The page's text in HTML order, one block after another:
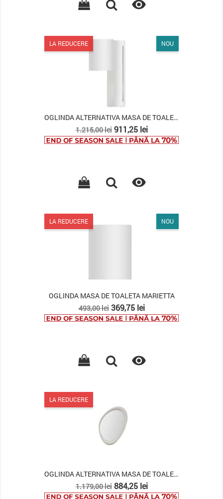

LA REDUCERE NOU
OGLINDA ALTERNATIVA MASA DE TOALETA MARIETTA
Pret
de
1.215,00 lei Pret
911,25 lei

LA REDUCERE NOU
OGLINDA MASA DE TOALETA MARIETTA
Pret
de
493,00 lei Pret
369,75 lei

LA REDUCERE
OGLINDA ALTERNATIVA MASA DE TOALETA CLARIS
Pret
de
1.179,00 lei Pret
884,25 lei